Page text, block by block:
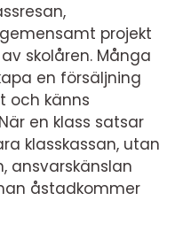
projekt
skolåren. Många
en försäljning
och känns
en klass satsar
klasskassan, utan
ansvarskänslan
åstadkommer